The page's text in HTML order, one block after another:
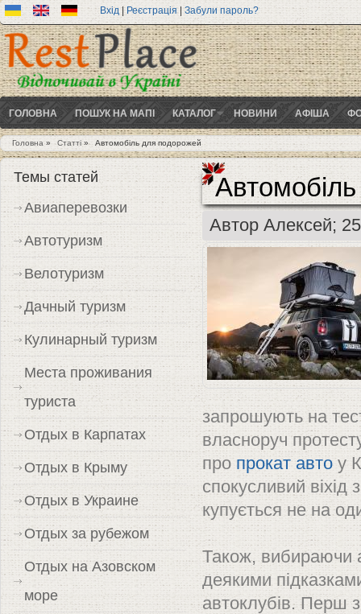
Вхід | Реєстрація|Забули пароль?
ГОЛОВНА ПОШУК НА МАПІ КАТАЛОГ НОВИНИ АФІША
Ви є тут
Головна» Статті » Автомобіль для подорожей
Автор Алексей;
запрошують на
власноруч
пропрокат автоу
спокусливий
купується не на
Також, вибираючи
деякими
автоклубів. Перш
Темы статей
Авиаперевозки
Автотуризм
Велотуризм
Дачный туризм
Кулинарный туризм
Места проживания
туриста
Отдых в Карпатах
Отдых в Крыму
Отдых в Украине
Отдых за рубежом
Отдых на Азовском
море